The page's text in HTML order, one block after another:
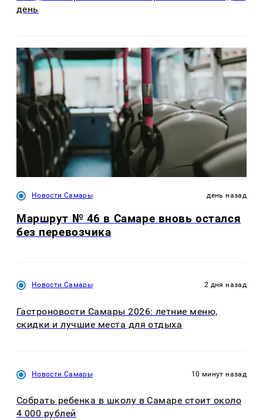
день
Новости Самары день назад
Маршрут № 46 в Самаре вновь остался
без перевозчика
Новости Самары 2 дня назад
Гастроновости Самары 2026: летние меню,
скидки и лучшие места для отдыха
Новости Самары 10 минут назад
Собрать ребенка в школу в Самаре стоит около
4 000 рублей